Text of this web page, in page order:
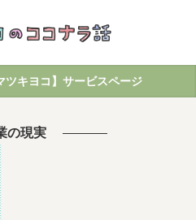
キヨコ】サービスページ
の現実